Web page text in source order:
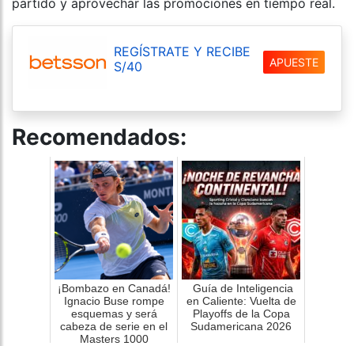
partido y aprovechar las promociones en tiempo real.
REGÍSTRATE Y RECIBE
S/40
APUESTE
Recomendados:
¡Bombazo en Canadá!
Ignacio Buse rompe
esquemas y será
cabeza de serie en el
Masters 1000
Guía de Inteligencia
en Caliente: Vuelta de
Playoffs de la Copa
Sudamericana 2026